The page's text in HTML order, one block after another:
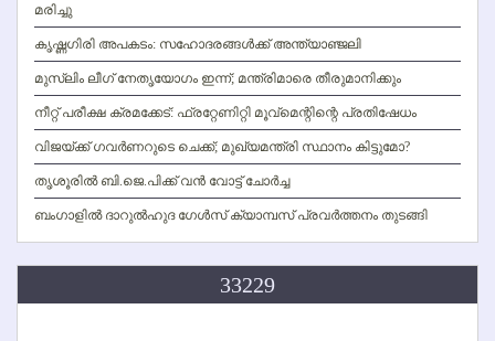
മരിച്ചു
കൃഷ്ണഗിരി അപകടം: സഹോദരങ്ങള്‍ക്ക് അന്ത്യാഞ്ജലി
മുസ്ലിം ലീഗ് നേതൃയോഗം ഇന്ന്; മന്ത്രിമാരെ തീരുമാനിക്കും
നീറ്റ് പരീക്ഷ ക്രമക്കേട്: ഫ്രറ്റേണിറ്റി മൂവ്‌മെന്റിന്റെ പ്രതിഷേധം
വിജയ്ക്ക് ഗവര്‍ണറുടെ ചെക്ക്; മുഖ്യമന്ത്രി സ്ഥാനം കിട്ടുമോ?
തൃശൂരില്‍ ബി.ജെ.പിക്ക് വന്‍ വോട്ട് ചോര്‍ച്ച
ബംഗാളില്‍ ദാറുല്‍ഹുദ ഗേള്‍സ് ക്യാമ്പസ് പ്രവര്‍ത്തനം തുടങ്ങി
33229